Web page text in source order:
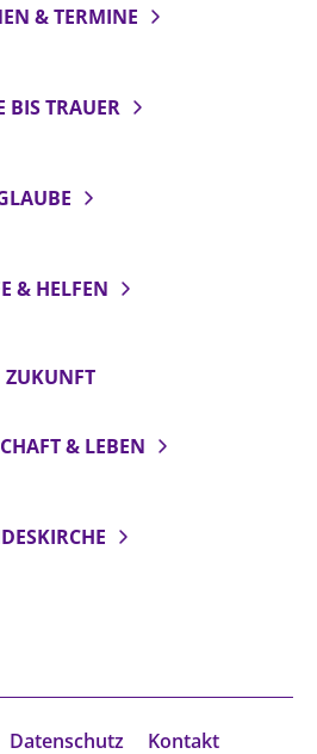
& TERMINE
BIS TRAUER
& HELFEN
ZUKUNFT
& LEBEN
Datenschutz Kontakt